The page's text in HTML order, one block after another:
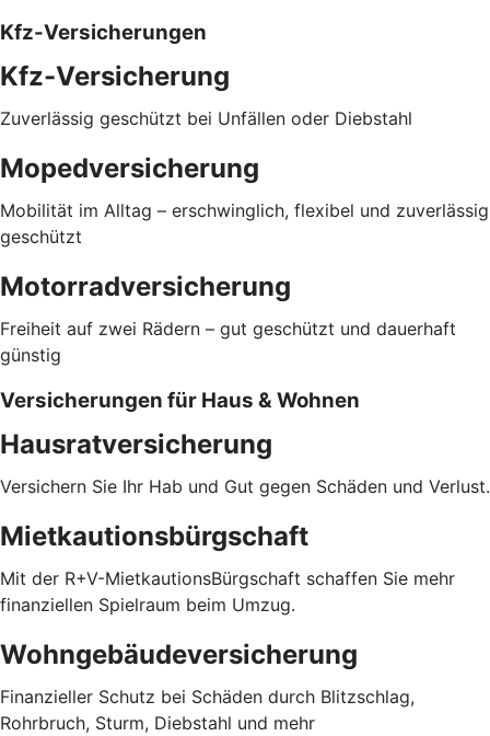
Kfz-Versicherungen
Kfz-Versicherung
Zuverlässig geschützt bei Unfällen oder Diebstahl
Mopedversicherung
Mobilität im Alltag – erschwinglich, flexibel und zuverlässig
geschützt
Motorradversicherung
Freiheit auf zwei Rädern – gut geschützt und dauerhaft
günstig
Versicherungen für Haus & Wohnen
Hausratversicherung
Versichern Sie Ihr Hab und Gut gegen Schäden und Verlust.
Mietkautionsbürgschaft
Mit der R+V-MietkautionsBürgschaft schaffen Sie mehr
finanziellen Spielraum beim Umzug.
Wohngebäudeversicherung
Finanzieller Schutz bei Schäden durch Blitzschlag,
Rohrbruch, Sturm, Diebstahl und mehr